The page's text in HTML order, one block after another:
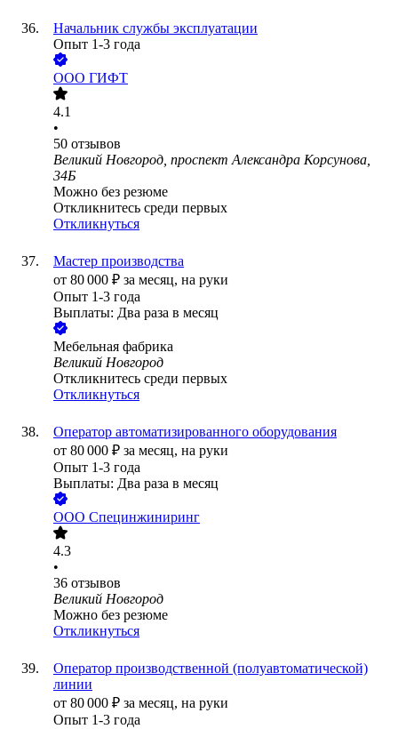
Начальник службы эксплуатации
Опыт 1-3 года
ООО ГИФТ
4.1
•
50 отзывов
Великий Новгород, проспект Александра Корсунова,
34Б
Можно без резюме
Откликнитесь среди первых
Откликнуться
Мастер производства
от 80 000 ₽ за месяц, на руки
Опыт 1-3 года
Выплаты: Два раза в месяц
Мебельная фабрика
Великий Новгород
Откликнитесь среди первых
Откликнуться
Оператор автоматизированного оборудования
от 80 000 ₽ за месяц, на руки
Опыт 1-3 года
Выплаты: Два раза в месяц
ООО Специнжиниринг
4.3
•
36 отзывов
Великий Новгород
Можно без резюме
Откликнуться
Оператор производственной (полуавтоматической)
линии
от 80 000 ₽ за месяц, на руки
Опыт 1-3 года